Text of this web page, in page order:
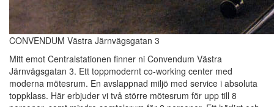
CONVENDUM Västra Järnvägsgatan 3
Mitt emot Centralstationen finner ni Convendum Västra
Järnvägsgatan 3. Ett toppmodernt co-working center med
moderna mötesrum. En avslappnad miljö med service i absoluta
toppklass. Här erbjuder vi två större mötesrum för upp till 8